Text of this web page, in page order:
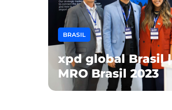
BRASIL
xpd global Brasil |
MRO Brasil 2023